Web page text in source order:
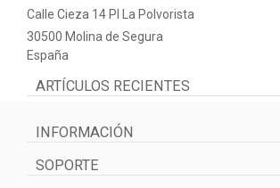
Calle Cieza 14 PI La Polvorista
30500 Molina de Segura
España
ARTÍCULOS RECIENTES
INFORMACIÓN
SOPORTE